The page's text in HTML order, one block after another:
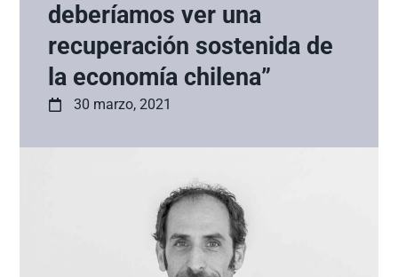
deberíamos ver una
recuperación sostenida de
la economía chilena”
30 marzo, 2021